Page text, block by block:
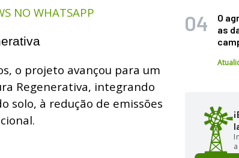
NO WHATSAPP
o projeto avançou para um
Regenerativa, integrando
solo, à redução de emissões
O
as